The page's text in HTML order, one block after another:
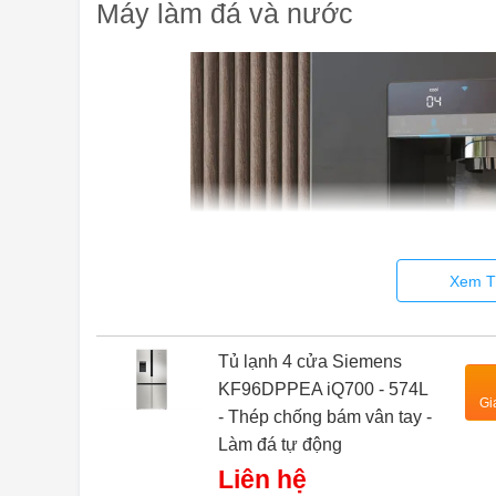
Máy làm đá và nước
Máy phân phối đá và nước có kết nối với nguồn cấp
lạnh vô tận ngay tại nhà. Bạn sẽ không bao giờ phải
Xem
Tủ lạnh 4 cửa Siemens
KF96DPPEA iQ700 - 574L
- Thép chống bám vân tay -
Làm đá tự động
Liên hệ